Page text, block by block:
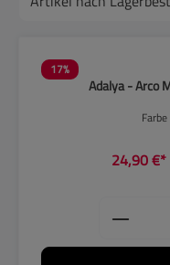
17%
Adalya - Arco
Farbe
24,90 €*